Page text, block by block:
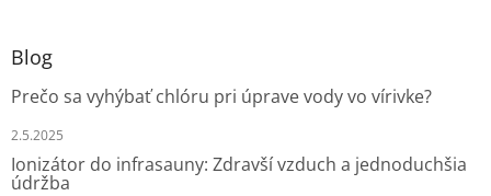
Blog
Prečo sa vyhýbať chlóru pri úprave vody vo vírivke?
2.5.2025
Ionizátor do infrasauny: Zdravší vzduch a jednoduchšia
údržba